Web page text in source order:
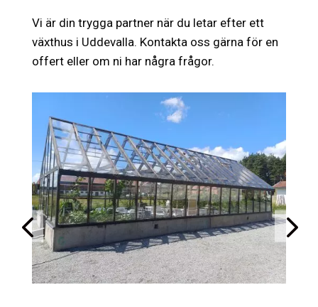
Vi är din trygga partner när du letar efter ett
växthus i Uddevalla. Kontakta oss gärna för en
offert eller om ni har några frågor.